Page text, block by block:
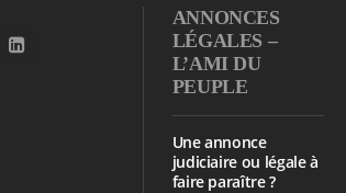
ANNONCES
LÉGALES –
L’AMI DU
PEUPLE
Une annonce
judiciaire ou légale à
faire paraître ?